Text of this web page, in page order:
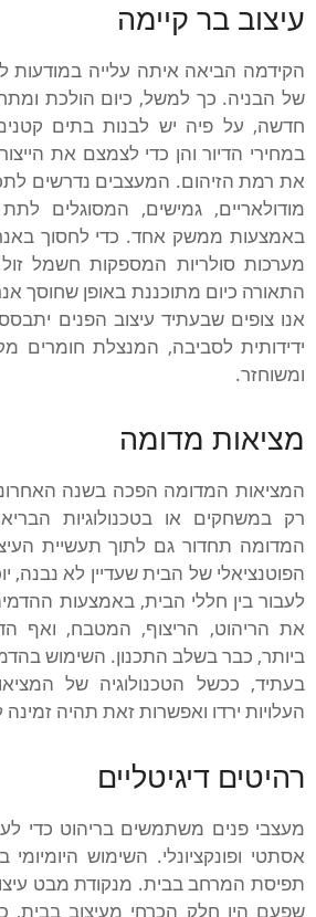
עיצוב בר קיימה
הקידמה הביאה איתה עלייה במודעות
של הבניה. כך למשל, כיום הולכת
חדשה, על פיה יש לבנות בתים
במחירי הדיור והן כדי לצמצם את
את רמת הזיהום. המעצבים נדרשים
מודולאריים, גמישים, המסוגלים
באמצעות ממשק אחד. כדי לחסוך
מערכות סולריות המספקות חשמל
התאורה כיום מתוכננת באופן שחוסך
אנו צופים שבעתיד עיצוב הפנים
ידידותית לסביבה, המנצלת חומרים
ומשוחזר.
מציאות מדומה
המציאות המדומה הפכה בשנה
רק במשחקים או בטכנולוגיות
המדומה תחדור גם לתוך תעשיית
הפוטנציאלי של הבית שעדיין לא נבנה,
לעבור בין חללי הבית, באמצעות
את הריהוט, הריצוף, המטבח, ואף
ביותר, כבר בשלב התכנון. השימוש
בעתיד, ככשל הטכנולוגיה של
העלויות ירדו ואפשרות זאת תהיה
רהיטים דיגיטליים
מעצבי פנים משתמשים בריהוט כדי
אסתטי ופונקציונלי. השימוש
תפיסת המרחב בבית. מנקודת מבט
שפעם היו חלק הכרחי מעיצוב בבית,